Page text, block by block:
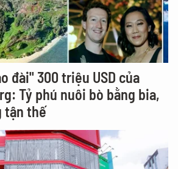
đài" 300 triệu USD của
Tỷ phú nuôi bò bằng bia,
tận thế